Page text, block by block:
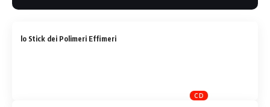
CD
lo Stick dei Polimeri Effimeri